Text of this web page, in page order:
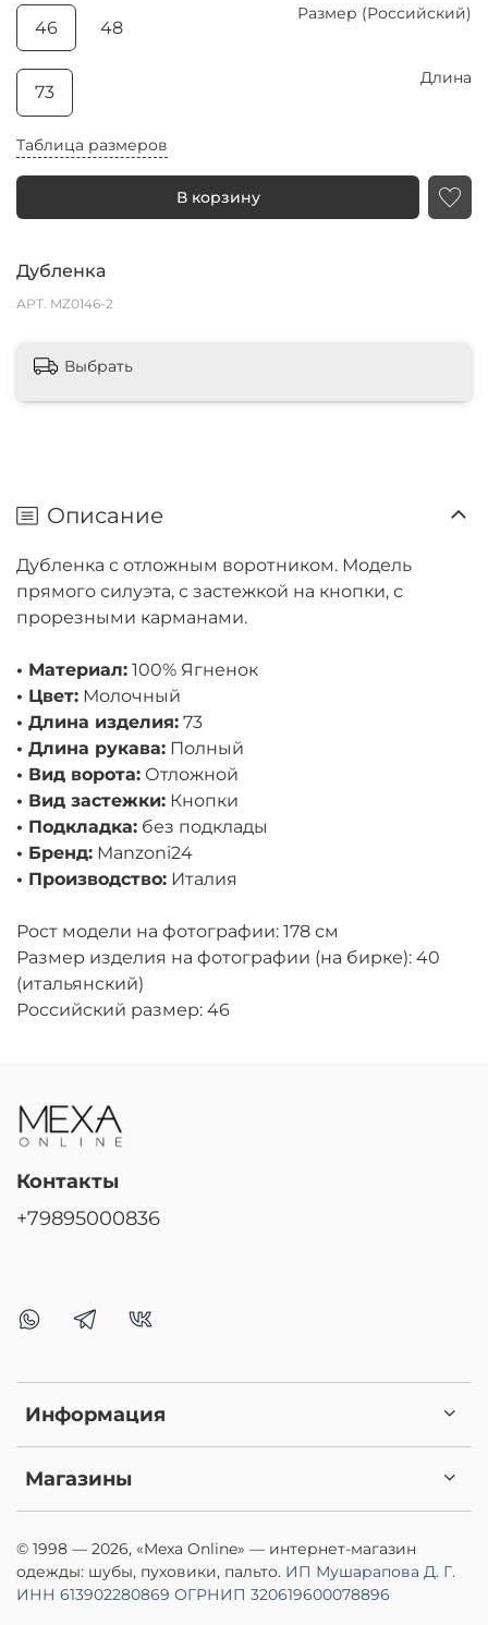
Дубленка
АРТ. MZ0146-2
Таблица размеров
В корзину
Размер (Российский)
46 48
Длина
73
Выбрать
Описание
Дубленка с отложным воротником. Модель
прямого силуэта, с застежкой на кнопки, с
прорезными карманами.
• Материал: 100% Ягненок
• Цвет: Молочный
• Длина изделия: 73
• Длина рукава: Полный
• Вид ворота: Отложной
• Вид застежки: Кнопки
• Подкладка: без подклады
• Бренд: Manzoni24
• Производство: Италия
Рост модели на фотографии: 178 см
Размер изделия на фотографии (на бирке): 40
(итальянский)
Российский размер: 46
Информация
Магазины
Контакты
+79895000836
© 1998 — 2026, «Mexa Online» — интернет-магазин
одежды: шубы, пуховики, пальто. ИП Мушарапова Д. Г.
ИНН 613902280869 ОГРНИП 320619600078896